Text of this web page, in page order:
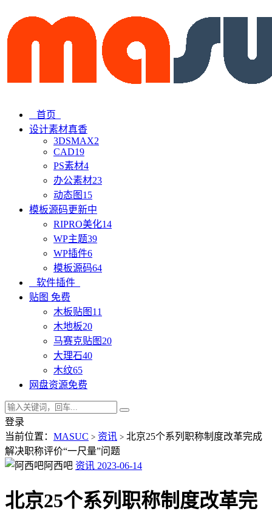
首页
设计素材真香
3DSMAX2
CAD19
PS素材4
办公素材23
动态图 15
模板源码更新中
RIPRO美化14
WP主题39
WP插件6
模板源码64
软件插件
贴图 免费
木板贴图 11
木地板20
马赛克贴图 20
大理石40
木纹65
网盘资源免费
登录
当前位置： MASUC > 资讯 > 北京25个系列职称制度改革完成
解决职称评价“一尺量”问题
阿西吧 资讯 2023-06-14
北京25个系列职称制度改革完